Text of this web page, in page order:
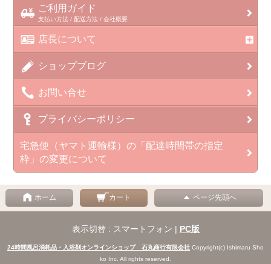
ご利用ガイド
支払い方法 / 配送方法 / 会社概要
店長について
ショップブログ
お問い合せ
プライバシーポリシー
宅急便（ヤマト運輸様）の「配達時間帯の指定
枠」の変更について
ホーム カート ページ先頭へ
表示切替 : スマートフォン | PC版
24時間風呂消耗品・入浴剤オンラインショップ 石丸商行有限会社 Copyright(c) Ishimaru Sho
ko Inc. All rights reserved.